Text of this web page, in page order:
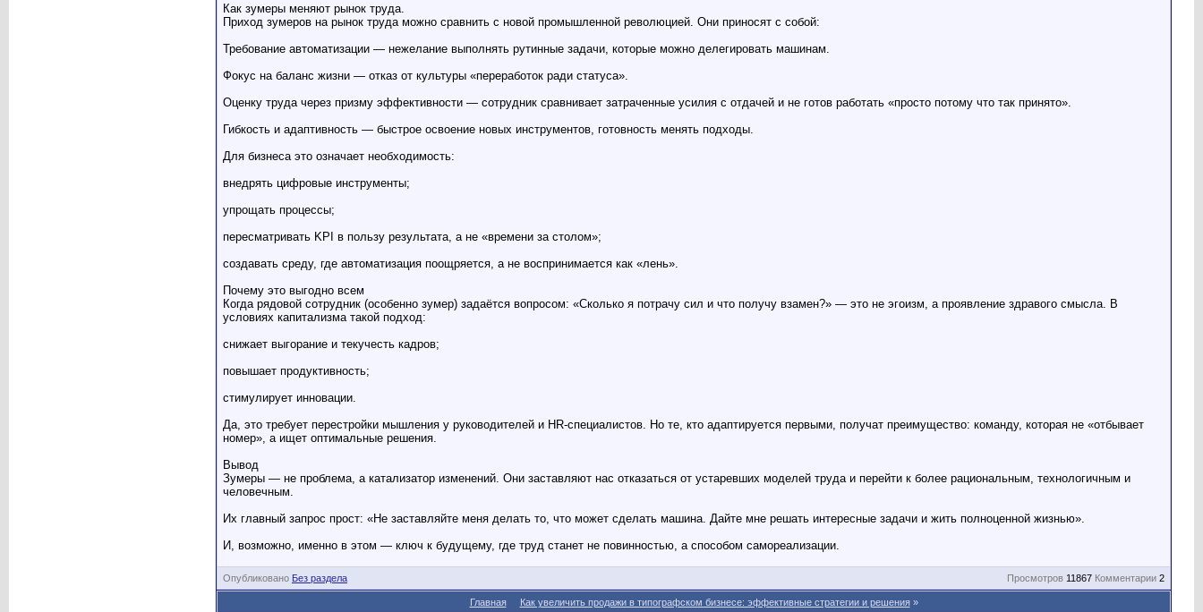
Как зумеры меняют рынок труда.
Приход зумеров на рынок труда можно сравнить с новой промышленной революцией. Они приносят с собой:
Требование автоматизации — нежелание выполнять рутинные задачи, которые можно делегировать машинам.
Фокус на баланс жизни — отказ от культуры «переработок ради статуса».
Оценку труда через призму эффективности — сотрудник сравнивает затраченные усилия с отдачей и не готов работать «просто потому что так принято».
Гибкость и адаптивность — быстрое освоение новых инструментов, готовность менять подходы.
Для бизнеса это означает необходимость:
внедрять цифровые инструменты;
упрощать процессы;
пересматривать KPI в пользу результата, а не «времени за столом»;
создавать среду, где автоматизация поощряется, а не воспринимается как «лень».
Почему это выгодно всем
Когда рядовой сотрудник (особенно зумер) задаётся вопросом: «Сколько я потрачу сил и что получу взамен?» — это не эгоизм, а проявление здравого смысла. В
условиях капитализма такой подход:
снижает выгорание и текучесть кадров;
повышает продуктивность;
стимулирует инновации.
Да, это требует перестройки мышления у руководителей и HR‑специалистов. Но те, кто адаптируется первыми, получат преимущество: команду, которая не «отбывает
номер», а ищет оптимальные решения.
Вывод
Зумеры — не проблема, а катализатор изменений. Они заставляют нас отказаться от устаревших моделей труда и перейти к более рациональным, технологичным и
человечным.
Их главный запрос прост: «Не заставляйте меня делать то, что может сделать машина. Дайте мне решать интересные задачи и жить полноценной жизнью».
И, возможно, именно в этом — ключ к будущему, где труд станет не повинностью, а способом самореализации.
Опубликовано Без раздела Просмотров 11867 Комментарии 2
Главная Как увеличить продажи в типографском бизнесе: эффективные стратегии и решения»